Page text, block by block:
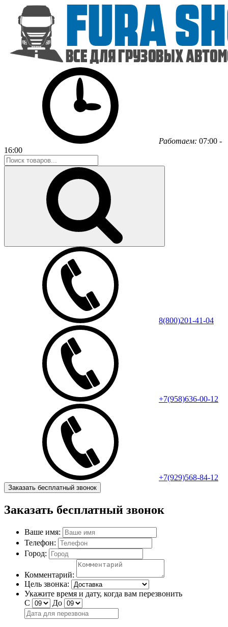
Работаем: 07:00 -
16:00
8(800)201-41-04
+7(958)636-00-12
+7(929)568-84-12
Заказать бесплатный звонок
Заказать бесплатный звонок
Ваше имя:
Телефон:
Город:
Комментарий:
Цель звонка:
Укажите время и дату, когда вам перезвонить
С
До